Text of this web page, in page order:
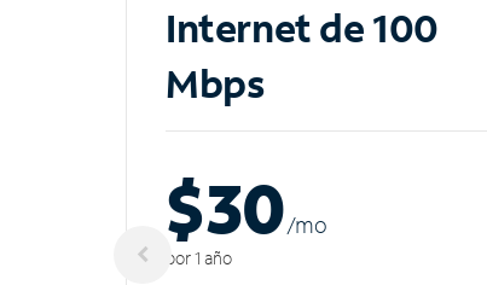
Internet de 100
Mbps
$30/mo
por 1 año